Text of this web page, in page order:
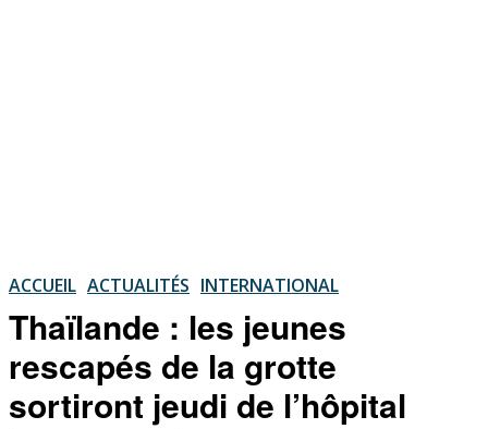
ACCUEIL ACTUALITÉS INTERNATIONAL
Thaïlande : les jeunes
rescapés de la grotte
sortiront jeudi de l’hôpital